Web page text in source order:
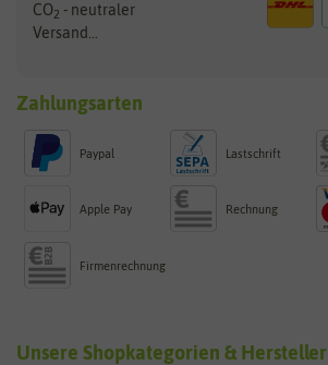
CO2 - neutraler
Versand...
Zahlungsarten
Paypal Lastschrift
Apple Pay Rechnung
Firmenrechnung
Unsere Shopkategorien & Hersteller